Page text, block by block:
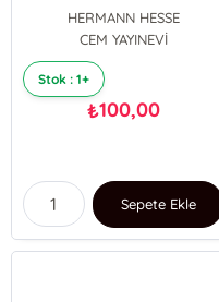
HERMANN HESSE
CEM YAYINEVİ
Stok : 1+
₺100,00
Sepete Ekle